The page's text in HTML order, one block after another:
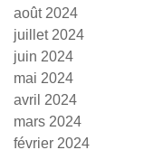
août 2024
juillet 2024
juin 2024
mai 2024
avril 2024
mars 2024
février 2024